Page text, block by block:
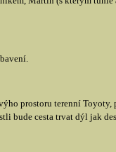
prostoru terenní
bude cesta trvat dýl jak